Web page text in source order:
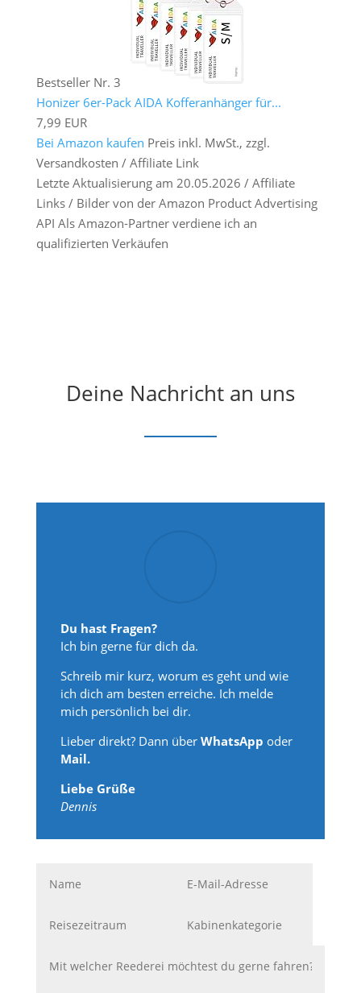
Bestseller Nr. 3
Honizer 6er-Pack AIDA Kofferanhänger für...
7,99 EUR
Bei Amazon kaufen Preis inkl. MwSt., zzgl.
Versandkosten / Affiliate Link
Letzte Aktualisierung am 20.05.2026 / Affiliate
Links / Bilder von der Amazon Product Advertising
API Als Amazon-Partner verdiene ich an
qualifizierten Verkäufen
Deine Nachricht an uns
Du hast Fragen?
Ich bin gerne für dich da.
Schreib mir kurz, worum es geht und wie
ich dich am besten erreiche. Ich melde
mich persönlich bei dir.
Lieber direkt? Dann überWhatsApp oder
Mail.
Liebe Grüße
Dennis